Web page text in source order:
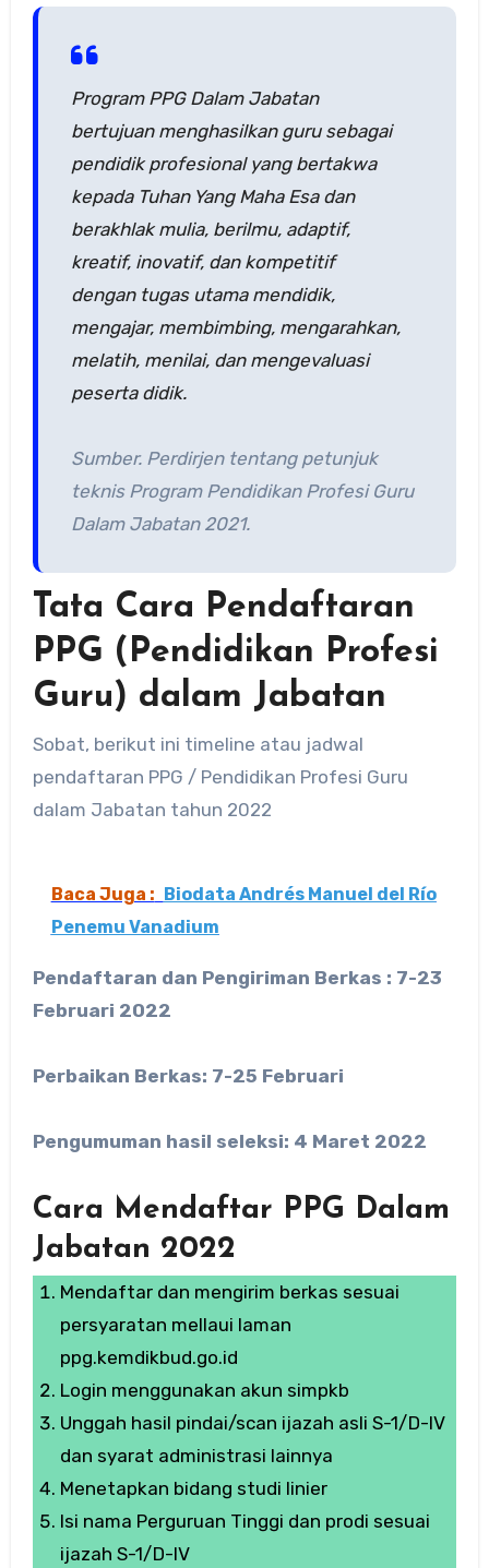
Program PPG Dalam Jabatan
bertujuan menghasilkan guru sebagai
pendidik profesional yang bertakwa
kepada Tuhan Yang Maha Esa dan
berakhlak mulia, berilmu, adaptif,
kreatif, inovatif, dan kompetitif
dengan tugas utama mendidik,
mengajar, membimbing, mengarahkan,
melatih, menilai, dan mengevaluasi
peserta didik.
Sumber. Perdirjen tentang petunjuk
teknis Program Pendidikan Profesi Guru
Dalam Jabatan 2021.
Tata Cara Pendaftaran
PPG (Pendidikan Profesi
Guru) dalam Jabatan
Sobat, berikut ini timeline atau jadwal
pendaftaran PPG / Pendidikan Profesi Guru
dalam Jabatan tahun 2022
Baca Juga : Biodata Andrés Manuel del Río
Penemu Vanadium
Pendaftaran dan Pengiriman Berkas : 7-23
Februari 2022
Perbaikan Berkas: 7-25 Februari
Pengumuman hasil seleksi: 4 Maret 2022
Cara Mendaftar PPG Dalam
Jabatan 2022
Mendaftar dan mengirim berkas sesuai
persyaratan mellaui laman
ppg.kemdikbud.go.id
Login menggunakan akun simpkb
Unggah hasil pindai/scan ijazah asli S-1/D-IV
dan syarat administrasi lainnya
Menetapkan bidang studi linier
Isi nama Perguruan Tinggi dan prodi sesuai
ijazah S-1/D-IV